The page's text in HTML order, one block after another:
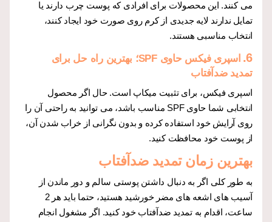
می کنند. این محصولات برای افرادی که پوست چرب دارند یا
تمایل ندارند لایه جدیدی از کرم روی صورت خود ایجاد کنند،
انتخاب مناسبی هستند.
6.
اسپری فیکس حاوی SPF؛ بهترین راه حل برای
تمدید ضدآفتاب
اسپری فیکس، برای تثبیت میکاپ است. حال اگر محصول
انتخابی شما حاوی SPF مناسب باشد، می توانید به راحتی آن را
روی آرایش خود استفاده کرده و بدون نگرانی از خراب شدن آن،
از پوست خود محافظت کنید.
بهترین زمان تمدید ضدآفتاب
به طور کلی اگر به دنبال داشتن پوستی سالم و دور ماندن از
آسیب های اشعه های مضر خورشید هستید، حتما باید هر 2
ساعت، اقدام به تمدید ضدآفتاب خود کنید. اگر مشغول انجام